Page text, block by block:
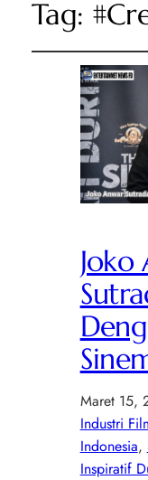
Tag:
Joko
Maret 15,
Industri
Indonesia,
Inspiratif